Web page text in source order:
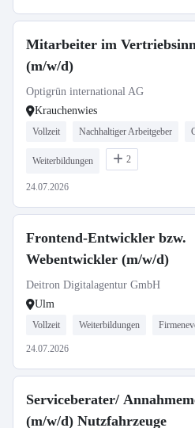
Mitarbeiter im
(m/w/d)
Optigrün international AG
Krauchenwies
Vollzeit Nachhaltiger Arbeitgeber
Weiterbildungen 2
24.07.2026
Frontend-Entwickler bzw.
Webentwickler (m/w/d)
Deitron Digitalagentur GmbH
Ulm
Vollzeit Weiterbildungen
24.07.2026
Serviceberater/
(m/w/d) Nutzfahrzeuge